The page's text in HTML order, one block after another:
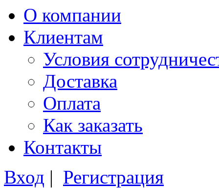
О компании
Клиентам
Условия
Доставка
Оплата
Как заказать
Контакты
Вход | Регистрация